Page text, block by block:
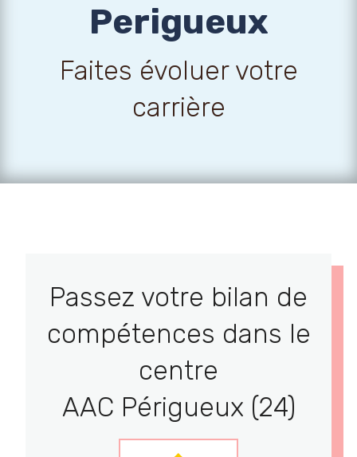
Perigueux
Faites évoluer votre
carrière
Passez votre bilan de
compétences dans le
centre
AAC Périgueux (24)